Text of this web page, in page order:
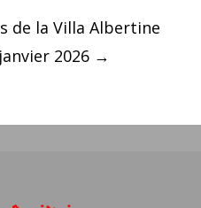
de la Villa Albertine
2026 →